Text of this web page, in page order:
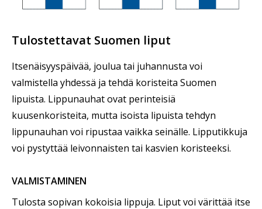
Tulostettavat Suomen liput
Itsenäisyyspäivää, joulua tai juhannusta voi
valmistella yhdessä ja tehdä koristeita Suomen
lipuista. Lippunauhat ovat perinteisiä
kuusenkoristeita, mutta isoista lipuista tehdyn
lippunauhan voi ripustaa vaikka seinälle. Lipputikkuja
voi pystyttää leivonnaisten tai kasvien koristeeksi.
VALMISTAMINEN
Tulosta sopivan kokoisia lippuja. Liput voi värittää itse